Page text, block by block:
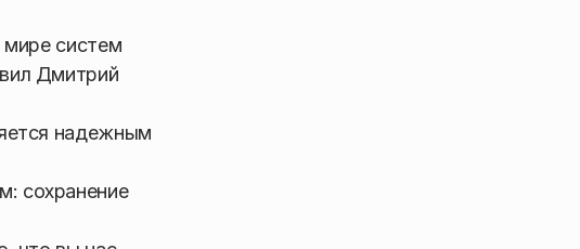
мире систем
Дмитрий
надежным
сохранение